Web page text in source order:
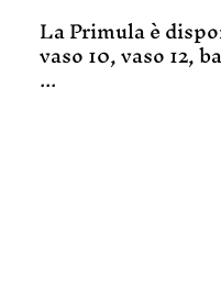
La Primula è
vaso 10, vaso 12,
...